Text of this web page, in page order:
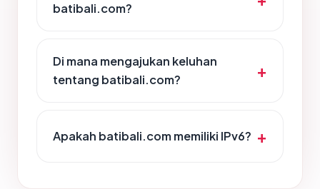
batibali.com?
Di mana mengajukan keluhan
tentang batibali.com?
Apakah batibali.com memiliki IPv6?